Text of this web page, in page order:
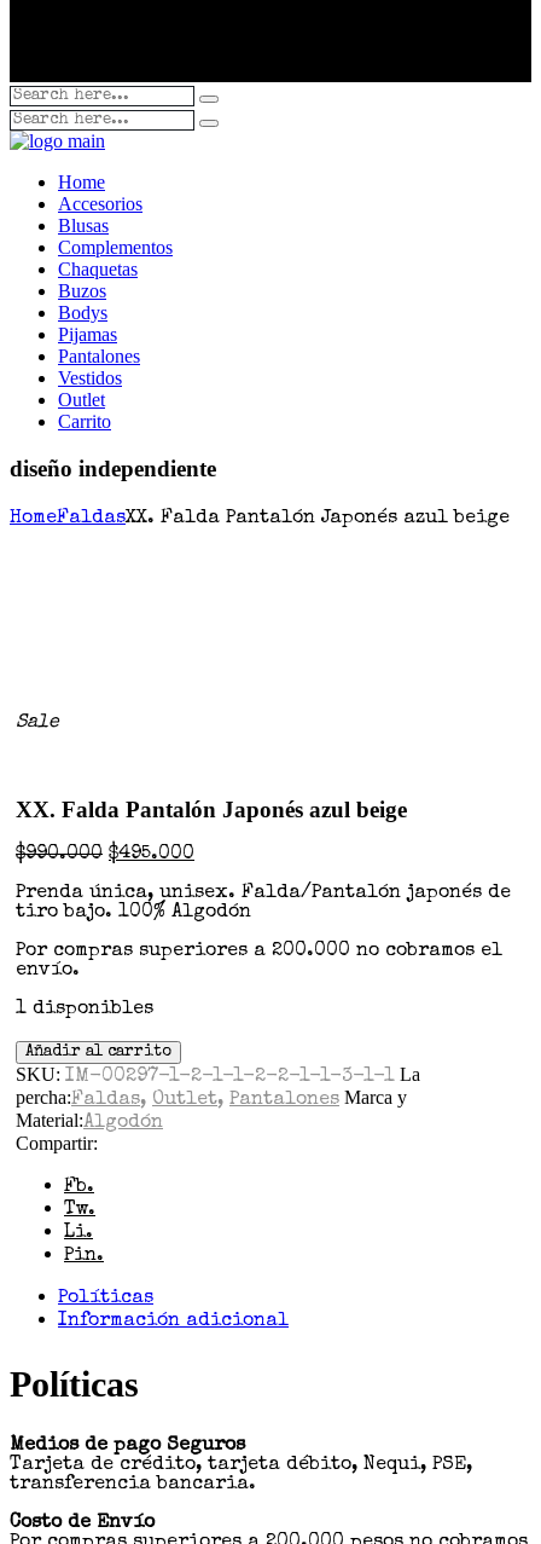
Home
Accesorios
Blusas
Complementos
Chaquetas
Buzos
Bodys
Pijamas
Pantalones
Vestidos
Outlet
Carrito
diseño independiente
HomeFaldasXX. Falda Pantalón Japonés azul beige
Sale
XX. Falda Pantalón Japonés azul beige
$990.000 $495.000
Prenda única, unisex. Falda/Pantalón japonés de
tiro bajo. 100% Algodón
Por compras superiores a 200.000 no cobramos el
envío.
1 disponibles
Añadir al carrito
SKU: IM-00297-1-2-1-1-2-2-1-1-3-1-1 La
percha:Faldas, Outlet, Pantalones Marca y
Material:Algodón
Compartir:
Fb.
Tw.
Li.
Pin.
Políticas
Información adicional
Políticas
Medios de pago Seguros
Tarjeta de crédito, tarjeta débito, Nequi, PSE,
transferencia bancaria.
Costo de Envío